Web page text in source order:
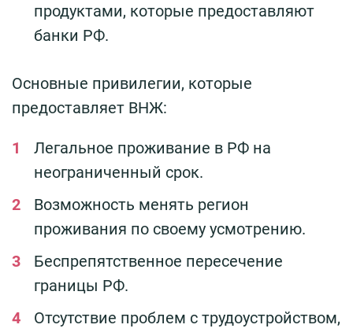
продуктами, которые предоставляют
банки РФ.
Основные привилегии, которые
предоставляет ВНЖ:
Легальное проживание в РФ на
неограниченный срок.
Возможность менять регион
проживания по своему усмотрению.
Беспрепятственное пересечение
границы РФ.
Отсутствие проблем с трудоустройством,